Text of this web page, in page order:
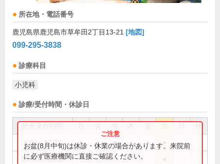
所在地・電話番号
鹿児島県鹿児島市草牟田2丁目13-21 [地図]
099-295-3838
診療科目
小児科
診療/受付時間・休診日
祝
9:00～12:30 ● ● ● ● ●
14:30～16:00
お盆(8月中旬)は休診・休業の場合があります。来院前
に必ず医療機関に直接ご確認ください。